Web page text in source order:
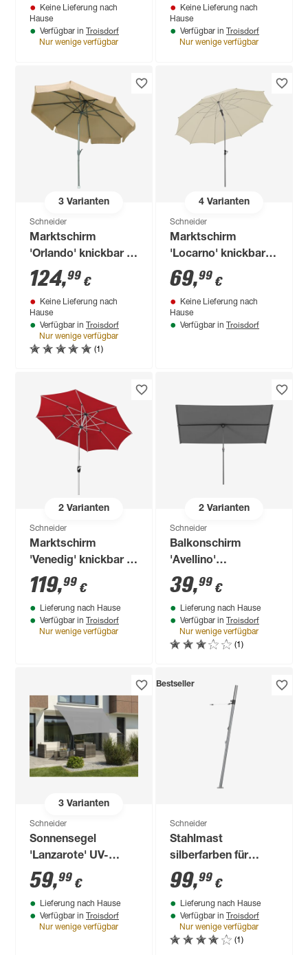
Keine Lieferung nach
Hause
Verfügbar in Troisdorf
Nur wenige verfügbar
Keine Lieferung nach
Hause
Verfügbar in Troisdorf
Nur wenige verfügbar
3Varianten
Schneider
Marktschirm
'Orlando' knickbar Ø
270 cm
124,99 €
Keine Lieferung nach
Hause
Verfügbar in Troisdorf
Nur wenige verfügbar
(1)
4Varianten
Schneider
Marktschirm
'Locarno' knickbar Ø
220 cm
69,99 €
Keine Lieferung nach
Hause
Verfügbar in Troisdorf
2Varianten
Schneider
Marktschirm
'Venedig' knickbar Ø
270 cm
119,99 €
Lieferung nach Hause
Verfügbar in Troisdorf
Nur wenige verfügbar
2Varianten
Schneider
Balkonschirm
'Avellino'
drehbar/neigbar 180
x 130 cm
39,99 €
Lieferung nach Hause
Verfügbar in Troisdorf
Nur wenige verfügbar
(1)
3Varianten
Schneider
Sonnensegel
'Lanzarote' UV-
beständig/wasserabweisend
360 x 360 cm
59,99 €
Lieferung nach Hause
Verfügbar in Troisdorf
Nur wenige verfügbar
Bestseller
Schneider
Stahlmast
silberfarben für
Sonnensegel Ø 240
cm
99,99 €
Lieferung nach Hause
Verfügbar in Troisdorf
Nur wenige verfügbar
(1)